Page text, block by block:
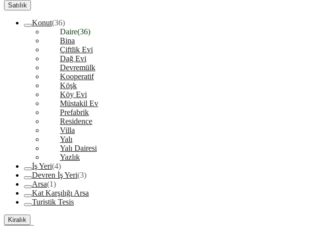
Satılık
Konut(36)
Daire(36)
Bina
Çiftlik Evi
Dağ Evi
Devremülk
Kooperatif
Köşk
Köy Evi
Müstakil Ev
Prefabrik
Residence
Villa
Yalı
Yalı Dairesi
Yazlık
İş Yeri(4)
Devren İş Yeri(3)
Arsa(1)
Kat Karşılığı Arsa
Turistik Tesis
Kiralık